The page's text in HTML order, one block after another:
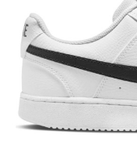
Pantofi sport femei
Slapi femei
Sandale & Slapi copii